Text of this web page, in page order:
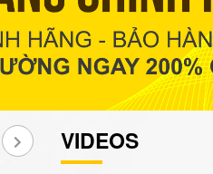
VIDEOS